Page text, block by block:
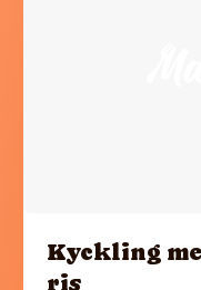
Kyckling
ris